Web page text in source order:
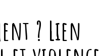
? Lien